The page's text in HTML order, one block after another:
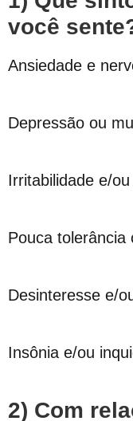
você
Ansiedade e
Depressão ou
Irritabilidade e/
Pouca tolerância
Desinteresse e/
Insônia e/ou
2) Com